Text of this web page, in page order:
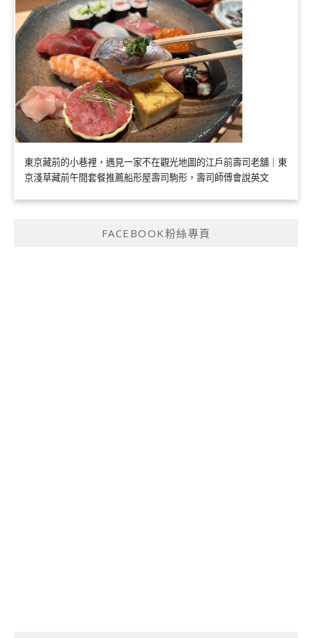
東京藏前的小巷裡，遇見一家不在觀光地圖的江戶前壽司老舖｜東
京淺草藏前午間套餐推薦船形屋壽司駒形，壽司師傅會說英文
FACEBOOK粉絲專頁